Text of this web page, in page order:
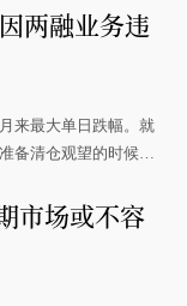
两融业务违
来最大单日跌幅。就
备清仓观望的时候，
市场或不容